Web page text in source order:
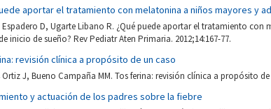
aportar el tratamiento con melatonina a niños mayores y
D, Ugarte Libano R. ¿Qué puede aportar el tratamiento
inicio de sueño? Rev Pediatr Aten Primaria. 2012;14:167-77.
revisión clínica a propósito de un caso
Ortiz J, Bueno Campaña MM. Tos ferina: revisión clínica a propósito
y actuación de los padres sobre la fiebre